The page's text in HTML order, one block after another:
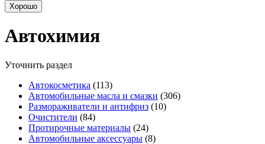
Хорошо
Автохимия
Уточнить раздел
Автокосметика (113)
Автомобильные масла и смазки (306)
Размораживатели и антифриз (10)
Очистители (84)
Протирочные материалы (24)
Автомобильные аксессуары (8)